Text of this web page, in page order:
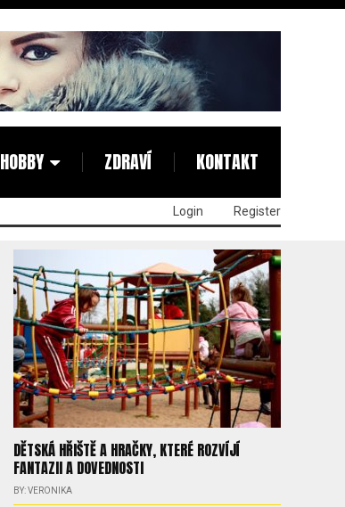
HOBBY ZDRAVÍ KONTAKT
Login Register
DĚTSKÁ HŘIŠTĚ A HRAČKY, KTERÉ ROZVÍJÍ
FANTAZII A DOVEDNOSTI
BY: VERONIKA